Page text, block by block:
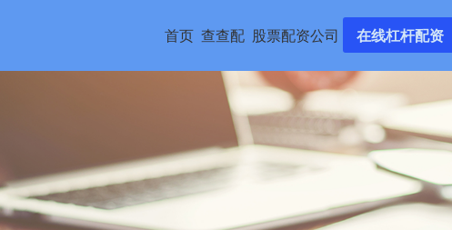
首页 查查配 股票配资公司 在线杠杆配资